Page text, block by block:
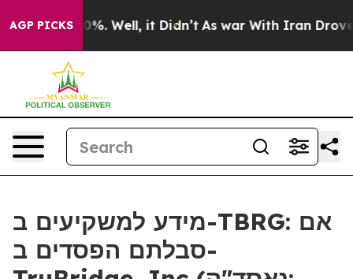
AGP PICKS40%. Well, it Didn’t As war With Iran Drove oil
מידע למשקיעים ב-TBRG: אם
סבלתם הפסדים ב-